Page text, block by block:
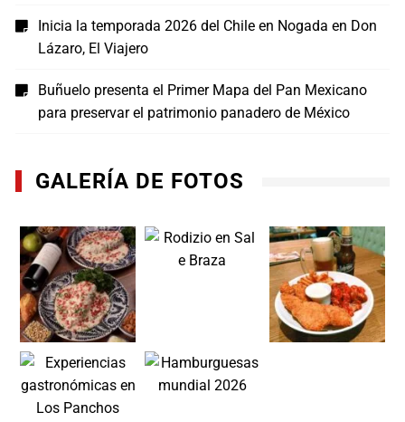
Inicia la temporada 2026 del Chile en Nogada en Don
Lázaro, El Viajero
Buñuelo presenta el Primer Mapa del Pan Mexicano
para preservar el patrimonio panadero de México
GALERÍA DE FOTOS